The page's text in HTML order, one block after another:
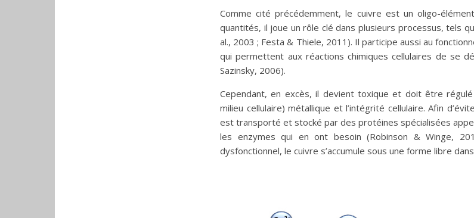
Comme cité précédemment, le cuivre est un oligo-
quantités, il joue un rôle clé dans plusieurs processus, tels
al., 2003 ; Festa & Thiele, 2011). Il participe aussi au
qui permettent aux réactions chimiques cellulaires de se
Sazinsky, 2006).
Cependant, en excès, il devient toxique et doit être
milieu cellulaire) métallique et l’intégrité cellulaire. Afin
est transporté et stocké par des protéines spécialisées
les enzymes qui en ont besoin (Robinson & Winge,
dysfonctionnel, le cuivre s’accumule sous une forme libre